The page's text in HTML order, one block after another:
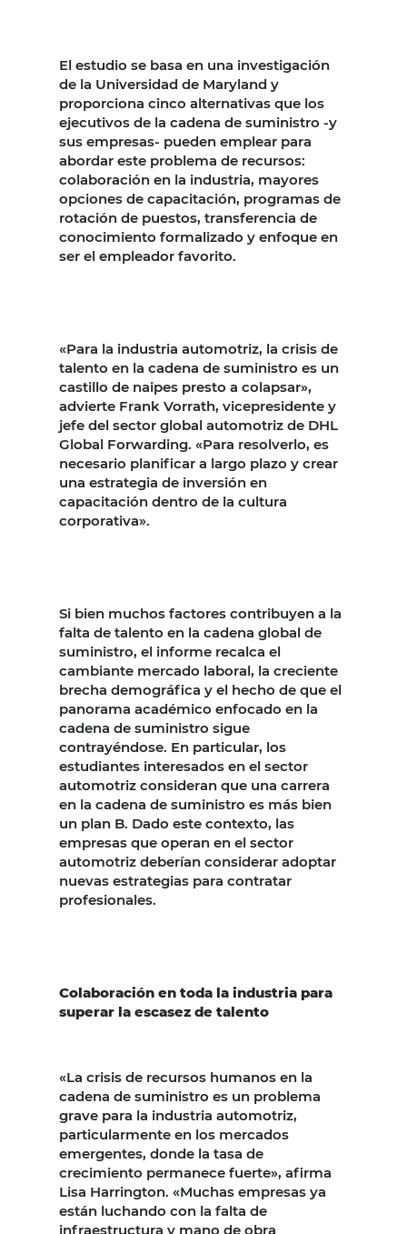
El estudio se basa en una investigación
de la Universidad de Maryland y
proporciona cinco alternativas que los
ejecutivos de la cadena de suministro -y
sus empresas- pueden emplear para
abordar este problema de recursos:
colaboración en la industria, mayores
opciones de capacitación, programas de
rotación de puestos, transferencia de
conocimiento formalizado y enfoque en
ser el empleador favorito.
«Para la industria automotriz, la crisis de
talento en la cadena de suministro es un
castillo de naipes presto a colapsar»,
advierte Frank Vorrath, vicepresidente y
jefe del sector global automotriz de DHL
Global Forwarding. «Para resolverlo, es
necesario planificar a largo plazo y crear
una estrategia de inversión en
capacitación dentro de la cultura
corporativa».
Si bien muchos factores contribuyen a la
falta de talento en la cadena global de
suministro, el informe recalca el
cambiante mercado laboral, la creciente
brecha demográfica y el hecho de que el
panorama académico enfocado en la
cadena de suministro sigue
contrayéndose. En particular, los
estudiantes interesados en el sector
automotriz consideran que una carrera
en la cadena de suministro es más bien
un plan B. Dado este contexto, las
empresas que operan en el sector
automotriz deberían considerar adoptar
nuevas estrategias para contratar
profesionales.
Colaboración en toda la industria para
superar la escasez de talento
«La crisis de recursos humanos en la
cadena de suministro es un problema
grave para la industria automotriz,
particularmente en los mercados
emergentes, donde la tasa de
crecimiento permanece fuerte», afirma
Lisa Harrington. «Muchas empresas ya
están luchando con la falta de
infraestructura y mano de obra